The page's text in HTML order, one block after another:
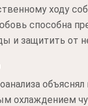
ходу
способна
и защитить от
объяснял
охлаждением